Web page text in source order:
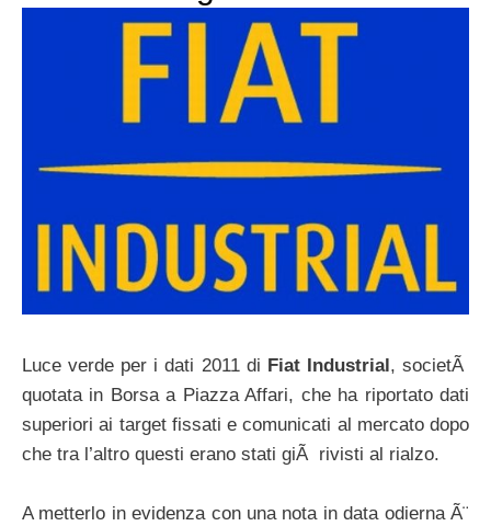
Luce verde per i dati 2011 di Fiat Industrial, societÃ
quotata in Borsa a Piazza Affari, che ha riportato dati
superiori ai target fissati e comunicati al mercato dopo
che tra l’altro questi erano stati giÃ rivisti al rialzo.
A metterlo in evidenza con una nota in data odierna Ã¨